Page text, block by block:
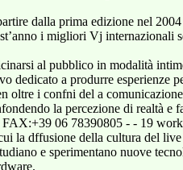
dalla prima edizione nel
i migliori Vj internazionali
al pubblico in modalità
a produrre esperienze
oltre i confni del a
la percezione di realtà e
06 78390805 - - 19
la dffusione della cultura del
e sperimentano nuove